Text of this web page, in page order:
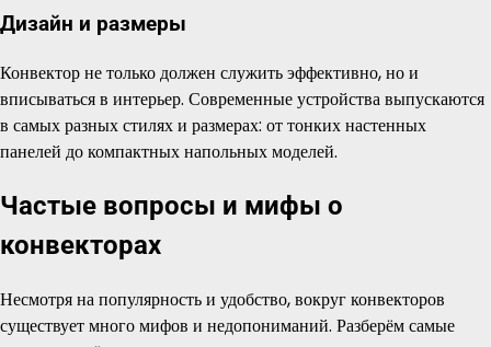
Дизайн и размеры
Конвектор не только должен служить эффективно, но и
вписываться в интерьер. Современные устройства выпускаются
в самых разных стилях и размерах: от тонких настенных
панелей до компактных напольных моделей.
Частые вопросы и мифы о
конвекторах
Несмотря на популярность и удобство, вокруг конвекторов
существует много мифов и недопониманий. Разберём самые